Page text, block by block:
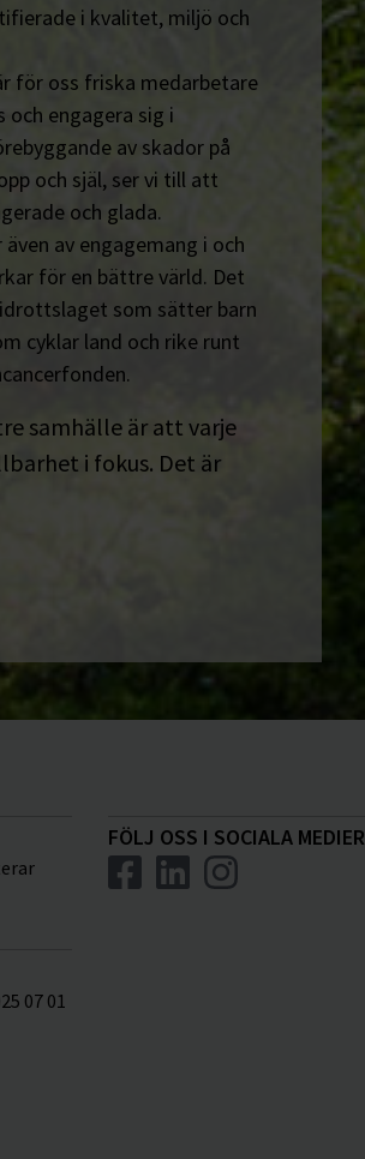
i kvalitet, miljö och
för oss friska medarbetare
engagera sig i
av skador på
och själ, ser vi till att
och glada.
av engagemang i och
för en bättre värld. Det
som sätter barn
cyklar land och rike runt
samhälle är att varje
i fokus. Det är
07 01
FÖLJ OSS I SOCIALA MEDIER